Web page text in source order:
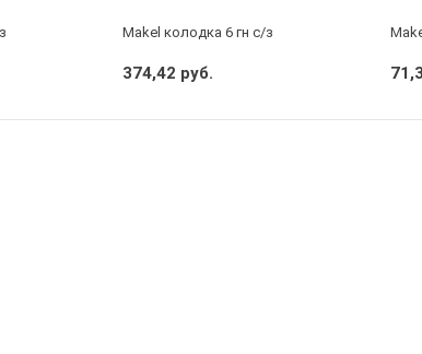
Makel колодка 6 гн с/з
374,42 руб.